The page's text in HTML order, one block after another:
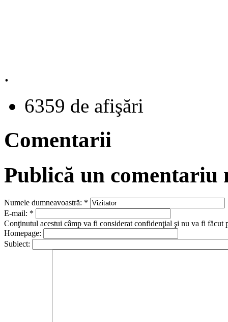
.
6359 de afişări
Comentarii
Publică un comentariu
Numele dumneavoastră: *
E-mail: *
Conţinutul acestui câmp va fi considerat confidenţial şi nu va fi făcut
Homepage:
Subiect: